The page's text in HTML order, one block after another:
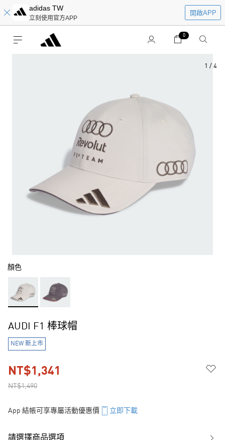
adidas TW
立刻使用官方APP
開啟APP
0
1 / 4
顏色
AUDI F1 棒球帽
NEW 新上市
NT$1,490
NT$1,341
App 結帳可享專屬活動優惠價 立即下載
請選擇商品選項